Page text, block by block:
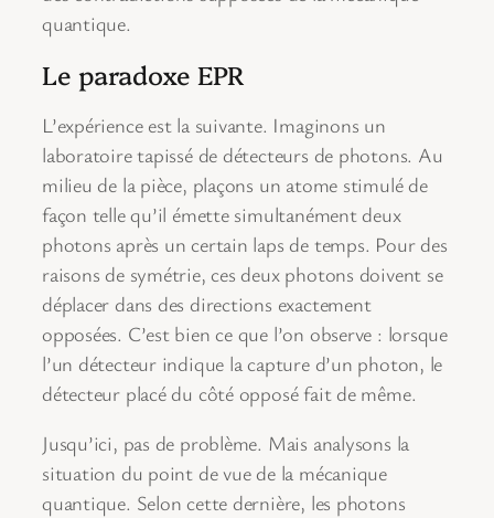
quantique.
Le paradoxe EPR
L’expérience est la suivante. Imaginons un
laboratoire tapissé de détecteurs de photons. Au
milieu de la pièce, plaçons un atome stimulé de
façon telle qu’il émette simultanément deux
photons après un certain laps de temps. Pour des
raisons de symétrie, ces deux photons doivent se
déplacer dans des directions exactement
opposées. C’est bien ce que l’on observe : lorsque
l’un détecteur indique la capture d’un photon, le
détecteur placé du côté opposé fait de même.
Jusqu’ici, pas de problème. Mais analysons la
situation du point de vue de la mécanique
quantique. Selon cette dernière, les photons